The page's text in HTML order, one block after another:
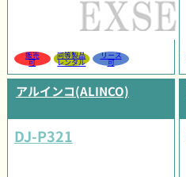
販売
可
同等製品
レンタル
リース
可
アルインコ(ALINCO)
DJ-P321